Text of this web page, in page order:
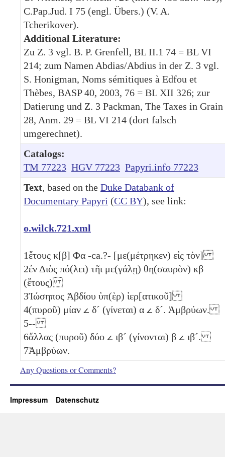
C.Pap.Jud. I 75 (engl. Übers.) (V. A.
Tcherikover).
Additional Literature:
Zu Z. 3 vgl. B. P. Grenfell, BL II.1 74 = BL VI
214; zum Namen Abdias/Abdius in der Z. 3 vgl.
S. Honigman, Noms sémitiques à Edfou et
Thèbes, BASP 40, 2003, 76 = BL XII 326; zur
Datierung und Z. 3 Packman, The Taxes in Grain
28, Anm. 29 = BL VI 214 (dort falsch
umgerechnet).
Catalogs:
TM 77223 HGV 77223 Papyri.info 77223
Text, based on the Duke Databank of
Documentary Papyri (CC BY), see link:
o.wilck.721.xml
1ἔτους κ[β] Φα -ca.?- [με(μέτρηκεν) εἰς τὸν]
2ἐν Διὸς πό(λει) τῆι με(γάλῃ) θη(σαυρὸν) κβ
(ἔτους)
3Ἰώσηπος Ἀβδίου ὑπ(ὲρ) ἱερ[ατικοῦ]
4(πυροῦ) μίαν 𐅵 δ´ (γίνεται) α 𐅵 δ´. Ἀμβρύων.
5--
6ἄλλας (πυροῦ) δύο 𐅵 ιβ´ (γίνονται) β 𐅵 ιβ´.
7Ἀμβρύων.
Any Questions or Comments?
Impressum Datenschutz